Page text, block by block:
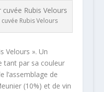
cuvée Rubis Velours
Velours ». Un
tant par sa couleur
l’assemblage de
(10%) et de vin